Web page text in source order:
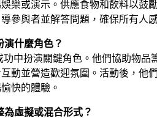
樂或演示。供應食物和飲料以鼓
參與者並解答問題，確保所有人
演什麼角色？
中扮演關鍵角色。他們協助物
動並營造歡迎氛圍。活動後，他
快的體驗。
虛擬或混合形式？